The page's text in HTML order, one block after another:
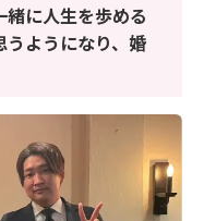
に人生を歩める
ようになり、婚